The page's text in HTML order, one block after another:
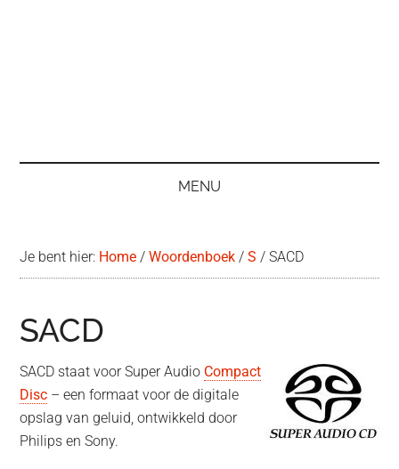
MENU
Je bent hier: Home / Woordenboek / S / SACD
SACD
SACD staat voor Super Audio Compact
Disc – een formaat voor de digitale
opslag van geluid, ontwikkeld door
Philips en Sony.